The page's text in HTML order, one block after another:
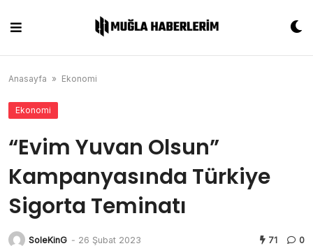
content
Anasayfa » Ekonomi
Ekonomi
“Evim Yuvan Olsun”
Kampanyasında Türkiye
Sigorta Teminatı
SoleKinG - 26 Şubat 2023 71 0